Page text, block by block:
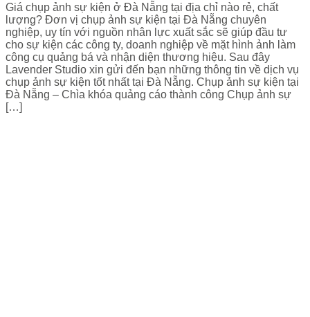
Giá chụp ảnh sự kiện ở Đà Nẵng tại địa chỉ nào rẻ, chất
lượng? Đơn vị chụp ảnh sự kiện tại Đà Nẵng chuyên
nghiệp, uy tín với nguồn nhân lực xuất sắc sẽ giúp đầu tư
cho sự kiện các công ty, doanh nghiệp về mặt hình ảnh làm
công cụ quảng bá và nhận diện thương hiệu. Sau đây
Lavender Studio xin gửi đến bạn những thông tin về dịch vụ
chụp ảnh sự kiện tốt nhất tại Đà Nẵng. Chụp ảnh sự kiện tại
Đà Nẵng – Chìa khóa quảng cáo thành công Chụp ảnh sự
[…]